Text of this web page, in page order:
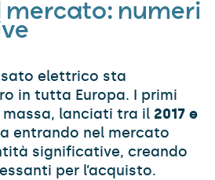
mercato: numeri
elettrico sta
in tutta Europa. I primi
lanciati tra il 2017 e
entrando nel mercato
significative, creando
per l’acquisto.